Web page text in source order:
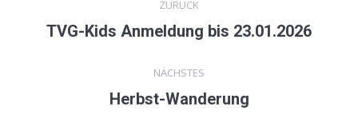
ZURÜCK
Vorheriger
TVG-Kids Anmeldung bis 23.01.2026
NÄCHSTES
Nächster
Herbst-Wanderung